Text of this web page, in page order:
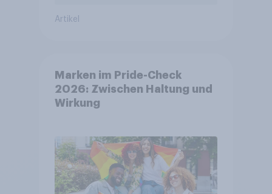
Artikel
Marken im Pride-Check
2026: Zwischen Haltung und
Wirkung